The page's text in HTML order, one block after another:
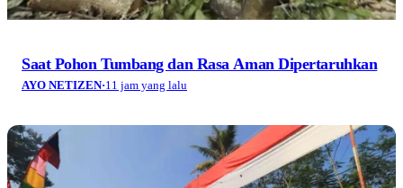
Saat Pohon Tumbang dan Rasa Aman Dipertaruhkan
AYO NETIZEN·11 jam yang lalu